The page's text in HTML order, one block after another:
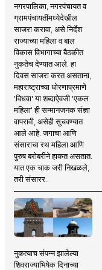
नगरपालिका, नगरपंचायत व
ग्रामपंचायतींमध्येदेखील
साजरा करावा, असे निर्देश
राज्याच्या महिला व बाल
विकास विभागाच्या बैठकीत
नुकतेच देण्यात आले. हा
दिवस साजरा करत असताना,
महाराष्ट्राच्या धोरणाप्रमाणे
'विधवा' या शब्दाऐवजी 'एकल
महिला' ही सन्मानजनक संज्ञा
वापरावी, असेही सुचवण्यात
आले आहे. जगाचा आणि
संसाराचा रथ महिला आणि
पुरुष बरोबरीने हाकत असतात.
यात एक चाक जरी निखळले,
तरी संसारर..
नुकत्याच संपन्न झालेल्या
शिवराज्याभिषेक दिनाच्या